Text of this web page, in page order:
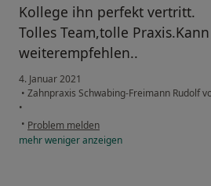
Kollege ihn perfekt vertritt.
Tolles Team,tolle
weiterempfehlen..
4. Januar 2021
• Zahnpraxis Schwabing-Freimann Rudolf
•
• Problem melden
mehrwenigeranzeigen